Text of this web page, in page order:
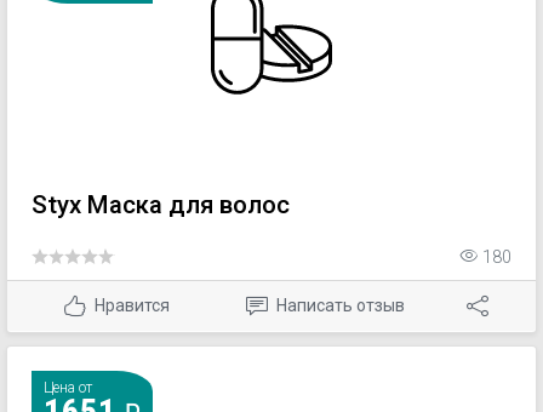
Styx Маска для волос
180
Нравится Написать отзыв
Цена от